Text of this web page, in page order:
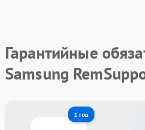
Гарантийные
Samsung
1 год